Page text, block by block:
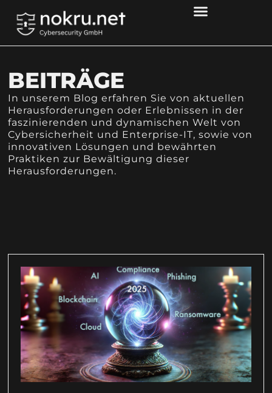
BEITRÄGE
In unserem Blog erfahren Sie von aktuellen
Herausforderungen oder Erlebnissen in der
faszinierenden und dynamischen Welt von
Cybersicherheit und Enterprise-IT, sowie von
innovativen Lösungen und bewährten
Praktiken zur Bewältigung dieser
Herausforderungen.